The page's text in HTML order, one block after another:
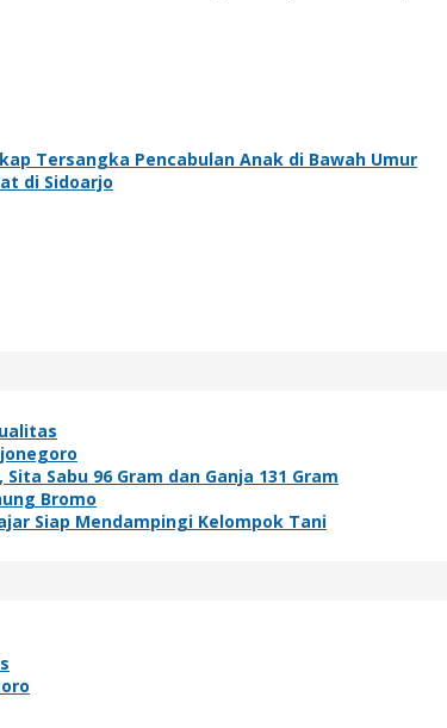
Tersangka Pencabulan Anak di Bawah Umur
di Sidoarjo
Sabu 96 Gram dan Ganja 131 Gram
Bromo
Siap Mendampingi Kelompok Tani